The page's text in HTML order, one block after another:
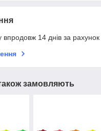
14 днів за рахунок
замовляють